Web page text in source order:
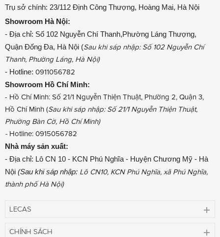
Trụ sở chính: 23/112 Định Công Thượng, Hoàng Mai, Hà Nội
Showroom Hà Nội:
- Địa chỉ: Số 102 Nguyễn Chí Thanh,Phường Láng Thượng,
Quận Đống Đa, Hà Nội (Sau khi sáp nhập: Số 102 Nguyễn Chí
Thanh, Phường Láng, Hà Nội)
- Hotline: 0911056782
Showroom Hồ Chí Minh:
- Hồ Chí Minh: Số 21/1 Nguyễn Thiện Thuật, Phường 2, Quận 3,
Hồ Chí Minh (Sau khi sáp nhập: Số 21/1 Nguyễn Thiện Thuật,
Phường Bàn Cờ, Hồ Chí Minh)
- Hotline: 0915056782
Nhà máy sản xuất:
- Địa chỉ: Lô CN 10 - KCN Phú Nghĩa - Huyện Chương Mỹ - Hà
Nội (Sau khi sáp nhập: Lô CN10, KCN Phú Nghĩa, xã Phú Nghĩa,
thành phố Hà Nội)
LECAS
CHÍNH SÁCH